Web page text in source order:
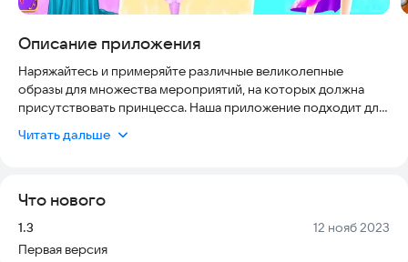
Описание приложения
Наряжайтесь и примеряйте различные великолепные
образы для множества мероприятий, на которых должна
присутствовать принцесса. Наша приложение подходит для
разработано с учетом современных требований к
смартфоны и планшеты с поддержкой Android 6.0 и выше.
создают уникальные образы и делятся ими в социальных
сетях. Попробуйте прямо сейчас и почувствуйте себя
Читать дальше
Что нового
Версия:
1.3 Дата:
12 нояб 2023
Первая версия